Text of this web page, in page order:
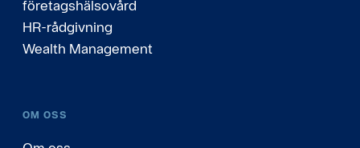
företagshälsovård
HR-rådgivning
Wealth Management
OM OSS